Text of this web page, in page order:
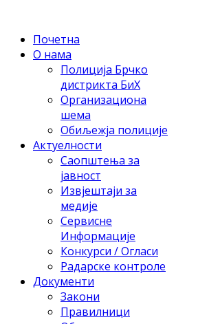
Почетна
О нама
Полиција Брчко
дистрикта БиХ
Организациона
шема
Обиљежја полиције
Актуелности
Саопштења за
јавност
Извјештаји за
медије
Сервисне
Информације
Конкурси / Огласи
Радарске контроле
Документи
Закони
Правилници